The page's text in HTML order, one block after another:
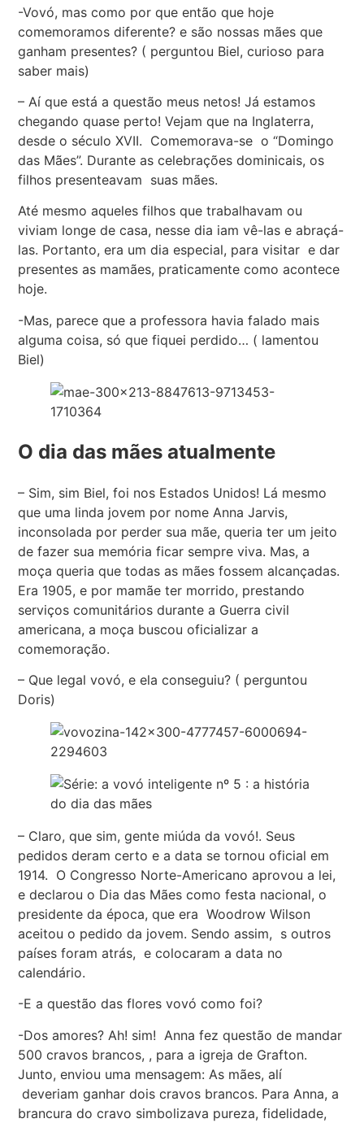
-Vovó, mas como por que então que hoje
comemoramos diferente? e são nossas mães que
ganham presentes? ( perguntou Biel, curioso para
saber mais)
– Aí que está a questão meus netos! Já estamos
chegando quase perto! Vejam que na Inglaterra,
desde o século XVII. Comemorava-se o “Domingo
das Mães”. Durante as celebrações dominicais, os
filhos presenteavam suas mães.
Até mesmo aqueles filhos que trabalhavam ou
viviam longe de casa, nesse dia iam vê-las e abraçá-
las. Portanto, era um dia especial, para visitar e dar
presentes as mamães, praticamente como acontece
hoje.
-Mas, parece que a professora havia falado mais
alguma coisa, só que fiquei perdido… ( lamentou
Biel)
O dia das mães atualmente
– Sim, sim Biel, foi nos Estados Unidos! Lá mesmo
que uma linda jovem por nome Anna Jarvis,
inconsolada por perder sua mãe, queria ter um jeito
de fazer sua memória ficar sempre viva. Mas, a
moça queria que todas as mães fossem alcançadas.
Era 1905, e por mamãe ter morrido, prestando
serviços comunitários durante a Guerra civil
americana, a moça buscou oficializar a
comemoração.
– Que legal vovó, e ela conseguiu? ( perguntou
Doris)
– Claro, que sim, gente miúda da vovó!. Seus
pedidos deram certo e a data se tornou oficial em
1914. O Congresso Norte-Americano aprovou a lei,
e declarou o Dia das Mães como festa nacional, o
presidente da época, que era Woodrow Wilson
aceitou o pedido da jovem. Sendo assim, s outros
países foram atrás, e colocaram a data no
calendário.
-E a questão das flores vovó como foi?
-Dos amores? Ah! sim! Anna fez questão de mandar
500 cravos brancos, , para a igreja de Grafton.
Junto, enviou uma mensagem: As mães, alí
deveriam ganhar dois cravos brancos. Para Anna, a
brancura do cravo simbolizava pureza, fidelidade,